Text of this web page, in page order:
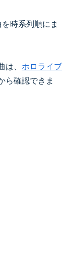
時系列順にま
は、 ホロライブ
ら確認できま